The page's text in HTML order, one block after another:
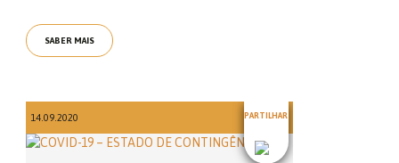
SABER MAIS
14.09.2020 PARTILHAR